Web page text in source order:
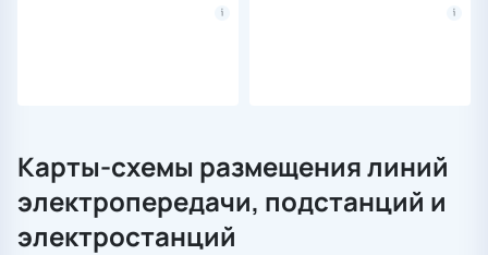
Карты-схемы размещения линий
электропередачи, подстанций и
электростанций